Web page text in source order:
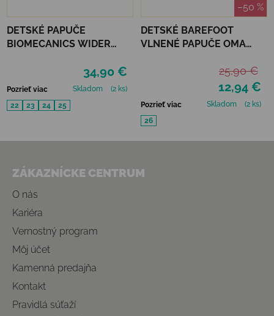
DETSKÉ PAPUČE
BIOMECANICS WIDER
34,90 €
Pozrieť viac Skladom
(2 ks)
22
23 24 25
–50 %
DETSKÉ BAREFOOT
VLNENÉ PAPUČE OMA
12,94 €
25,90 €
Pozrieť viac Skladom
(2 ks)
26
ZÁKAZNÍCKE CENTRUM
O nás
Kariéra
Vernostný program
Môj účet
Kamenná predajňa
Kontakt
Pravidlá súťaží